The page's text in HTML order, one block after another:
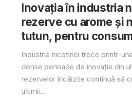
Inovația în industria
rezerve cu arome și
tutun, pentru
Industria nicotinei trece printr-
dense perioade de inovație din
rezervelor încălzite continuă să
ultimii...